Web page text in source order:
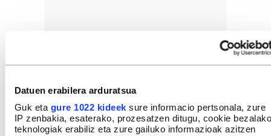
Datuen erabilera arduratsua
Guk eta gure 1022 kideek sure informacio pertsonala, zure
IP zenbakia, esaterako, prozesatzen ditugu, cookie bezalako
teknologiak erabiliz eta zure gailuko informazioak azitzen